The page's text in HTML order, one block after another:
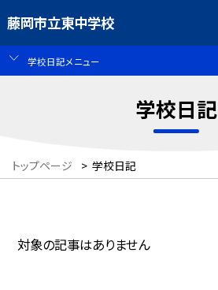
藤岡市立東中学校
学校日記メニュー
学校日記
トップページ > 学校日記
対象の記事はありません